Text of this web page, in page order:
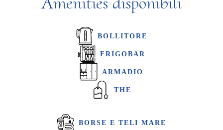
BOLLITORE
FRIGOBAR
ARMADIO
THE
BORSE E TELI MARE